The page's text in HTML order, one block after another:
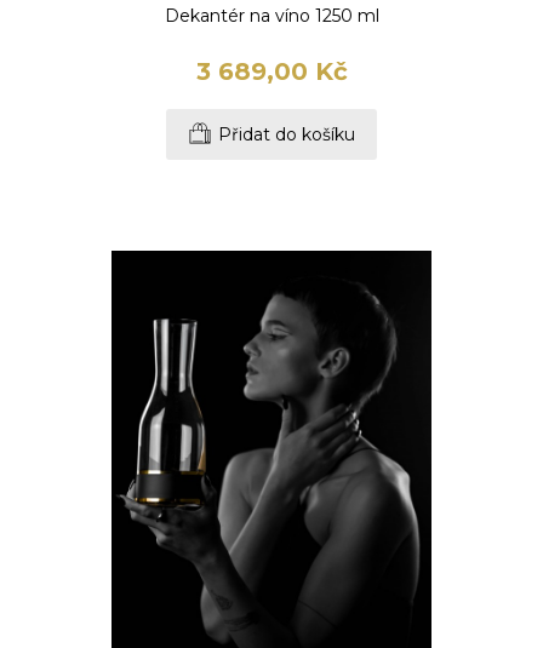
Dekantér na víno 1250 ml
3 689,00 Kč
Přidat do košíku